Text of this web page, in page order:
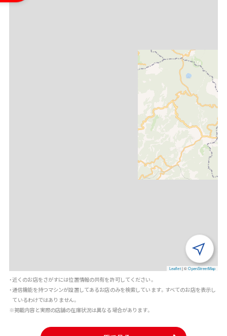
Leaflet |©OpenStreetMap
・近くのお店をさがすには位置情報の共有を許可してください。
・通信機能を持つマシンが設置してあるお店のみを検索しています。すべてのお店を表示し
ているわけではありません。
※掲載内容と実際の店舗の在庫状況は異なる場合があります。